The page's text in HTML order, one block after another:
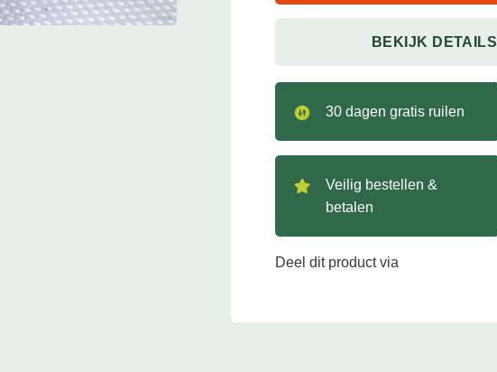
BEKIJK DETAILS
30 dagen gratis ruilen
Veilig bestellen &
betalen
Deel dit product via